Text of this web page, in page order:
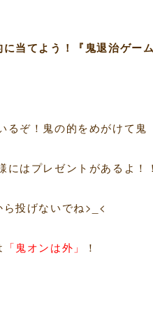
当てよう！『鬼退治ゲーム
るぞ！鬼の的をめがけて鬼
にはプレゼントがあるよ！！
投げないでね>_<
「鬼オンは外」 ！